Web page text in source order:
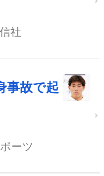
社
事故で起
ーツ